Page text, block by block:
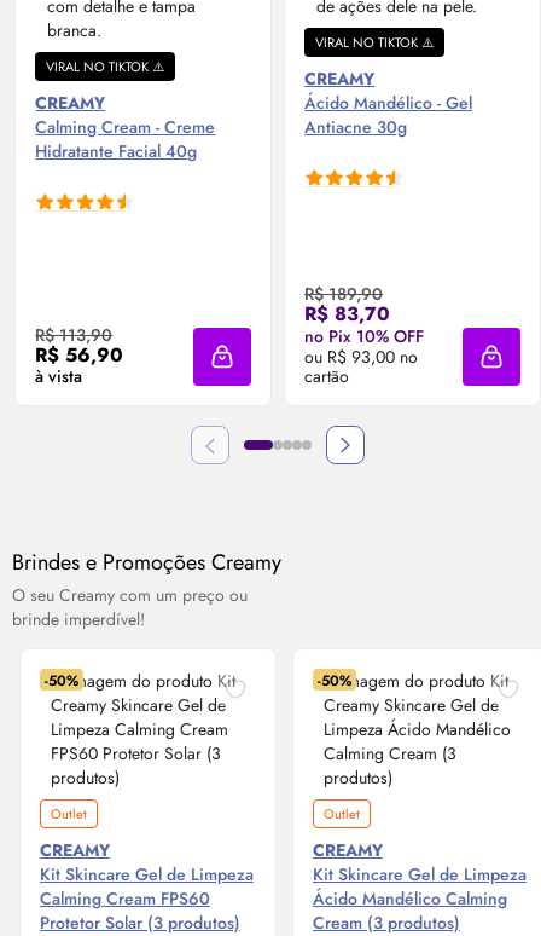
VIRAL NO TIKTOK ⚠️
CREAMY
CalmingCream - Creme
Hidratante Facial 40g
R$ 113,90
R$ 56,90
à vista Adicionar à sacola
VIRAL NO TIKTOK ⚠️
CREAMY
Ácido Mandélico - Gel
Antiacne 30g
R$ 189,90
R$ 83,70
no Pix 10% OFF
ou R$ 93,00 no
cartão
Brindes e PromoçõesCreamy
O seuCreamy com um preço ou
brinde imperdível!
-50%
Outlet
CREAMY
Kit Skincare Gel de Limpeza
Calming CreamFPS60
Protetor Solar (3 produtos)
-50%
Outlet
CREAMY
Kit Skincare Gel de Limpeza
Ácido Mandélico Calming
Cream(3 produtos)